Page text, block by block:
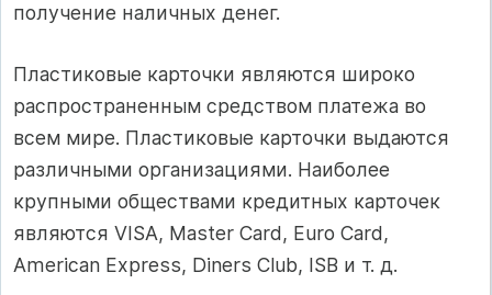
получение наличных денег.
Пластиковые карточки являются широко
распространенным средством платежа во
всем мире. Пластиковые карточки выдаются
различными организациями. Наиболее
крупными обществами кредитных карточек
являются VISA, Master Card, Euro Card,
American Express, Diners Club, ISB и т. д.